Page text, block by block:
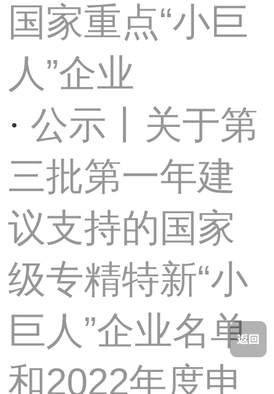
国家重点“小巨
人”企业
· 公示丨关于第
三批第一年建
议支持的国家
级专精特新“小
巨人”企业名单
和2022年度申